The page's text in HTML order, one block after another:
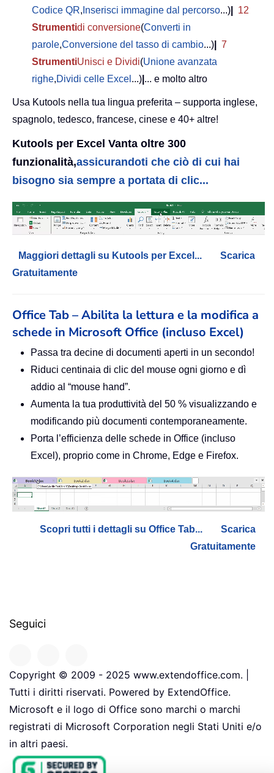
Codice QR, Inserisci immagine dal percorso...)
12
Strumentidi conversione(Converti in
parole,Conversione del tasso di cambio...)
7
StrumentiUnisci e Dividi(Unione avanzata
righe,Dividi celle Excel ...) ... e molto altro
Usa Kutools nella tua lingua preferita – supporta inglese,
spagnolo, tedesco, francese, cinese e 40+ altre!
Kutools per Excel Vanta oltre 300
funzionalità,assicurandoti che ciò di cui hai
bisogno sia sempre a portata di clic...
Maggiori dettagli su Kutools per Excel...
Scarica
Gratuitamente
Office Tab – Abilita la lettura e la modifica a
schede in Microsoft Office (incluso Excel)
Passa tra decine di documenti aperti in un secondo!
Riduci centinaia di clic del mouse ogni giorno e dì
addio al “mouse hand”.
Aumenta la tua produttività del 50 % visualizzando e
modificando più documenti contemporaneamente.
Porta l’efficienza delle schede in Office (incluso
Excel), proprio come in Chrome, Edge e Firefox.
Scopri tutti i dettagli su Office Tab...
Scarica
Gratuitamente
Seguici
Copyright © 2009 - 2025 www.extendoffice.com. |
Tutti i diritti riservati. Powered by ExtendOffice.
Microsoft e il logo di Office sono marchi o marchi
registrati di Microsoft Corporation negli Stati Uniti e/o
in altri paesi.